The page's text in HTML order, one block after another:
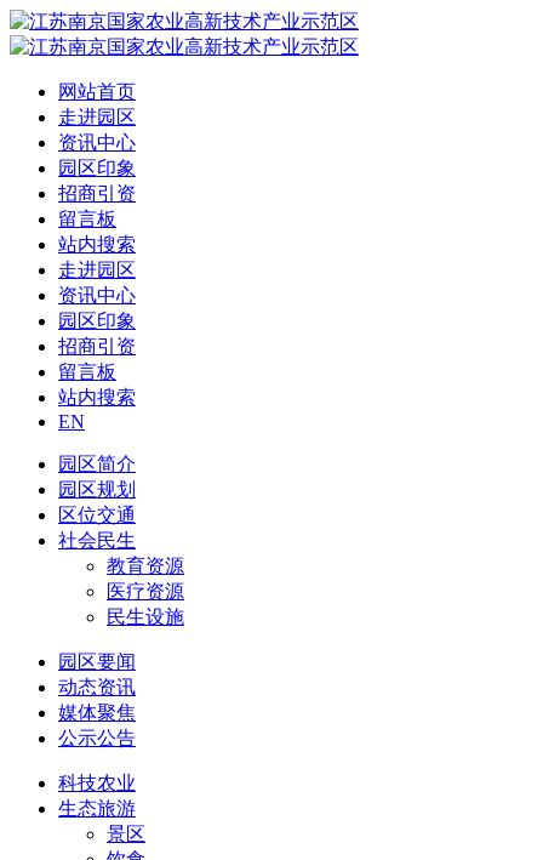
网站首页
走进园区
资讯中心
园区印象
招商引资
留言板
站内搜索
走进园区
资讯中心
园区印象
招商引资
留言板
站内搜索
EN
园区简介
园区规划
区位交通
社会民生
教育资源
医疗资源
民生设施
园区要闻
动态资讯
媒体聚焦
公示公告
科技农业
生态旅游
景区